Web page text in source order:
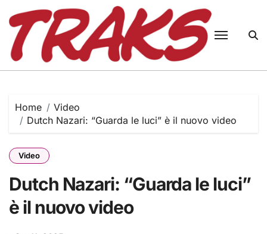
content
Home
Video
Dutch Nazari: “Guarda le luci” è il nuovo video
Video
Dutch Nazari: “Guarda le luci”
è il nuovo video